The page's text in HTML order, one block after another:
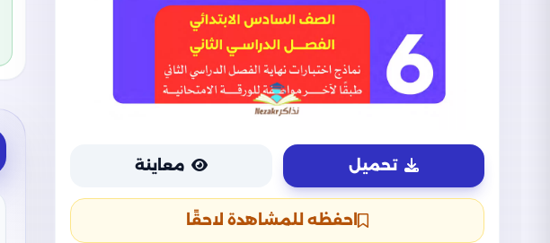
تحميل معاينة
احفظه للمشاهدة لاحقًا